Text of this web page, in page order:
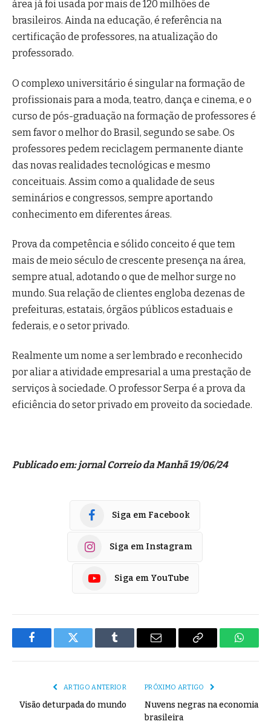
área já foi usada por mais de 120 milhões de
brasileiros. Ainda na educação, é referência na
certificação de professores, na atualização do
professorado.
O complexo universitário é singular na formação de
profissionais para a moda, teatro, dança e cinema, e o
curso de pós-graduação na formação de professores é
sem favor o melhor do Brasil, segundo se sabe. Os
professores pedem reciclagem permanente diante
das novas realidades tecnológicas e mesmo
conceituais. Assim como a qualidade de seus
seminários e congressos, sempre aportando
conhecimento em diferentes áreas.
Prova da competência e sólido conceito é que tem
mais de meio século de crescente presença na área,
sempre atual, adotando o que de melhor surge no
mundo. Sua relação de clientes engloba dezenas de
prefeituras, estatais, órgãos públicos estaduais e
federais, e o setor privado.
Realmente um nome a ser lembrado e reconhecido
por aliar a atividade empresarial a uma prestação de
serviços à sociedade. O professor Serpa é a prova da
eficiência do setor privado em proveito da sociedade.
Publicado em: jornal Correio da Manhã 19/06/24
Siga em Facebook
Siga em Instagram
Siga em YouTube
FacebookTwitter Tumblr
E-
Copiar
ARTIGO ANTERIOR
Visão deturpada do mundo
PRÓXIMO ARTIGO
Nuvens negras na economia
brasileira